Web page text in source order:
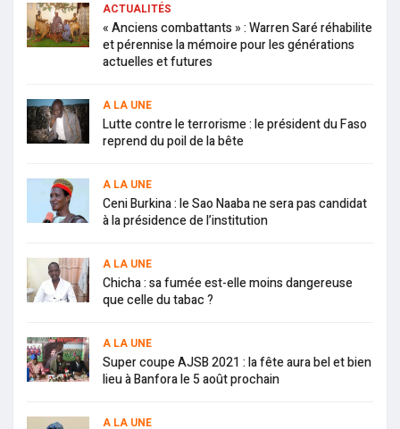
ACTUALITÉS
« Anciens combattants » : Warren Saré réhabilite
et pérennise la mémoire pour les générations
actuelles et futures
A LA UNE
Lutte contre le terrorisme : le président du Faso
reprend du poil de la bête
A LA UNE
Ceni Burkina : le Sao Naaba ne sera pas candidat
à la présidence de l’institution
A LA UNE
Chicha : sa fumée est-elle moins dangereuse
que celle du tabac ?
A LA UNE
Super coupe AJSB 2021 : la fête aura bel et bien
lieu à Banfora le 5 août prochain
A LA UNE